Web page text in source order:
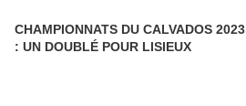
CHAMPIONNATS DU CALVADOS 2023
: UN DOUBLÉ POUR LISIEUX